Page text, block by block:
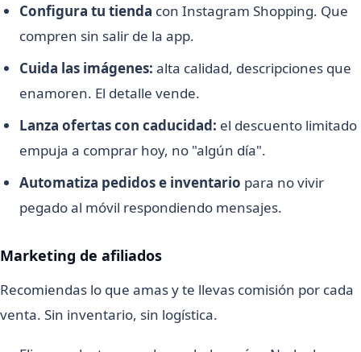
Configura tu tienda con Instagram Shopping. Que
compren sin salir de la app.
Cuida las imágenes: alta calidad, descripciones que
enamoren. El detalle vende.
Lanza ofertas con caducidad: el descuento limitado
empuja a comprar hoy, no "algún día".
Automatiza pedidos e inventario para no vivir
pegado al móvil respondiendo mensajes.
Marketing de afiliados
Recomiendas lo que amas y te llevas comisión por cada
venta. Sin inventario, sin logística.